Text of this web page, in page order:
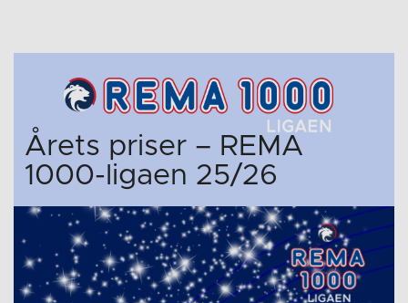
Årets priser – REMA
1000-ligaen 25/26